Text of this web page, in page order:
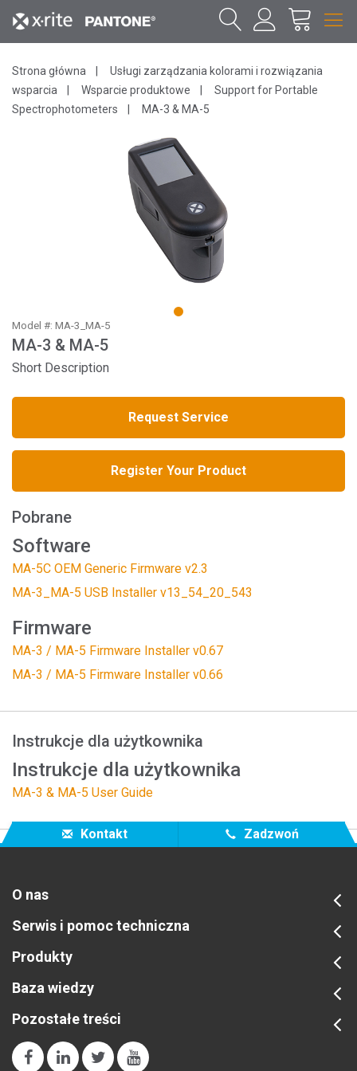
Strona główna
Usługi zarządzania kolorami i rozwiązania
wsparcia
Wsparcie produktowe
Support for Portable
Spectrophotometers
MA-3 & MA-5
1
Model #: MA-3_MA-5
MA-3 & MA-5
Short Description
Request Service
Register Your Product
Pobrane
Software
MA-5C OEM Generic Firmware v2.3
MA-3_MA-5 USB Installer v13_54_20_543
Firmware
MA-3 / MA-5 Firmware Installer v0.67
MA-3 / MA-5 Firmware Installer v0.66
Instrukcje dla użytkownika
Instrukcje dla użytkownika
MA-3 & MA-5 User Guide
Kontakt Zadzwoń
O nas
Serwis i pomoc techniczna
Produkty
Baza wiedzy
Pozostałe treści